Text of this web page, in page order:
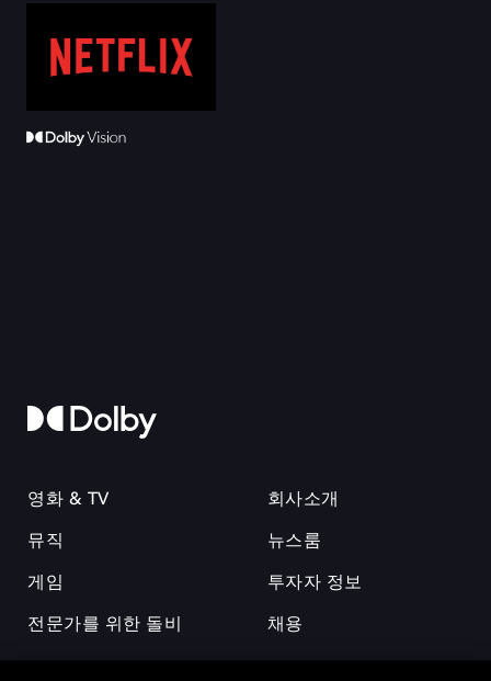
영화 & TV
뮤직
게임
전문가를 위한 돌비
회사소개
뉴스룸
투자자 정보
채용